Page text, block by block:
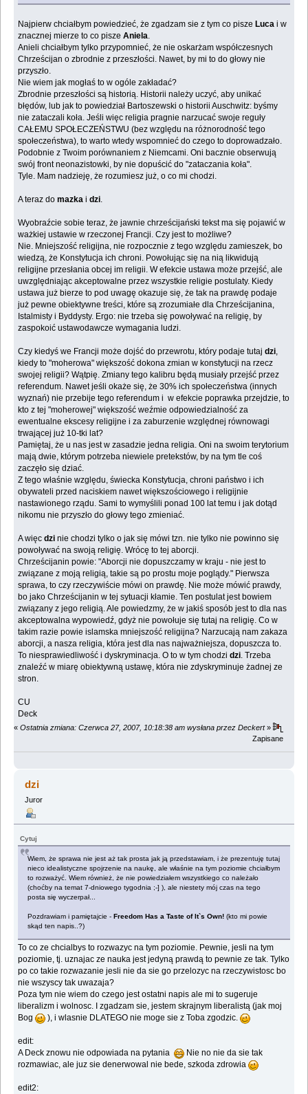
Najpierw chciałbym powiedzieć, że zgadzam sie z tym co piszeLuca i w
znacznej mierze to co piszeAniela
Anieli chciałbym tylko przypomnieć, że nie oskarżam współczesnych
Chrześcijan o zbrodnie z przeszłości. Nawet, by mi to do głowy nie
przyszło.
Nie wiem jak mogłaś to w ogóle zakładać?
Zbrodnie przeszłości są historią. Historii należy uczyć, aby unikać
błędów, lub jak to powiedział Bartoszewski o historii Auschwitz: byśmy
nie zataczali koła. Jeśli więc religia pragnie narzucać swoje reguły
CAŁEMU SPOŁECZEŃSTWU (bez względu na różnorodność tego
społeczeństwa), to warto wtedy wspomnieć do czego to doprowadzało.
Podobnie z Twoim porównaniem z Niemcami. Oni bacznie obserwują
swój front neonazistowki, by nie dopuścić do "zataczania koła".
Tyle. Mam nadzieję, że rozumiesz już, o co mi chodzi.
A teraz domazka idzi
Wyobraźcie sobie teraz, że jawnie chrześcijański tekst ma się pojawić w
ważkiej ustawie w rzeczonej Francji. Czy jest to możliwe?
Nie. Mniejszość religijna, nie rozpocznie z tego względu zamieszek, bo
wiedzą, że Konstytucja ich chroni. Powołując się na nią likwidują
religijne przesłania obcej im religii. W efekcie ustawa może przejść, ale
uwzględniając akceptowalne przez wszystkie religie postulaty. Kiedy
ustawa już bierze to pod uwagę okazuje się, że tak na prawdę podaje
już pewne obiektywne treści, które są zrozumiałe dla Chrześcijanina,
Istalmisty i Byddysty. Ergo: nie trzeba się powoływać na religię, by
zaspokoić ustawodawcze wymagania ludzi.
Czy kiedyś we Francji może dojść do przewrotu, który podaje tutajdzi
kiedy to "moherowa" większość dokona zmian w konstytucji na rzecz
swojej religii? Wątpię. Zmiany tego kalibru będą musiały przejść przez
referendum. Nawet jeśli okaże się, że 30% ich społeczeństwa (innych
wyznań) nie przebije tego referendum i w efekcie poprawka przejdzie, to
kto z tej "moherowej" większość weźmie odpowiedzialność za
ewentualne ekscesy religijne i za zaburzenie względnej równowagi
trwającej już 10-tki lat?
Pamiętaj, że u nas jest w zasadzie jedna religia. Oni na swoim terytorium
mają dwie, którym potrzeba niewiele pretekstów, by na tym tle coś
zaczęło się dziać.
Z tego właśnie względu, świecka Konstytucja, chroni państwo i ich
obywateli przed naciskiem nawet większościowego i religijnie
nastawionego rządu. Sami to wymyślili ponad 100 lat temu i jak dotąd
nikomu nie przyszło do głowy tego zmieniać.
A więcdzi nie chodzi tylko o jak się mówi tzn. nie tylko nie powinno się
powoływać na swoją religię. Wrócę to tej aborcji.
Chrześcijanin powie: "Aborcji nie dopuszczamy w kraju - nie jest to
związane z moją religią, takie są po prostu moje poglądy." Pierwsza
sprawa, to czy rzeczywiście mówi on prawdę. Nie może mówić prawdy,
bo jako Chrześcijanin w tej sytuacji kłamie. Ten postulat jest bowiem
związany z jego religią. Ale powiedzmy, że w jakiś sposób jest to dla nas
akceptowalna wypowiedź, gdyż nie powołuje się tutaj na religię. Co w
takim razie powie islamska mniejszość religijna? Narzucają nam zakaza
aborcji, a nasza religia, która jest dla nas najważniejsza, dopuszcza to.
To niesprawiedliwość i dyskryminacja. O to w tym chodzidzi . Trzeba
znaleźć w miarę obiektywną ustawę, która nie zdyskryminuje żadnej ze
stron.
CU
Deck
« Ostatnia zmiana: Czerwca 27, 2007, 10:18:38 am wysłana przez Deckert»
Zapisane
dzi
Juror
Cytuj
Wiem, że sprawa nie jest aż tak prosta jak ją przedstawiam, i że prezentuję tutaj
nieco idealistyczne spojrzenie na naukę, ale właśnie na tym poziomie chciałbym
to rozważyć. Wiem również, że nie powiedziałem wszystkiego co należało
(choćby na temat 7-dniowego tygodnia ;-] ), ale niestety mój czas na tego
posta się wyczerpał...
Pozdrawiam i pamiętajcie -Freedom Has a Taste of It`s Own! (kto mi powie
skąd ten napis..?)
To co ze chcialbys to rozwazyc na tym poziomie. Pewnie, jesli na tym
poziomie, tj. uznajac ze nauka jest jedyną prawdą to pewnie ze tak. Tylko
po co takie rozwazanie jesli nie da sie go przelozyc na rzeczywistosc bo
nie wszyscy tak uwazaja?
Poza tym nie wiem do czego jest ostatni napis ale mi to sugeruje
liberalizm i wolnosc. I zgadzam sie, jestem skrajnym liberalistą (jak moj
Bog
), i wlasnie DLATEGO nie moge sie z Toba zgodzic.
edit:
A Deck znowu nie odpowiada na pytania
Nie no nie da sie tak
rozmawiac, ale juz sie denerwowal nie bede, szkoda zdrowia
edit2: